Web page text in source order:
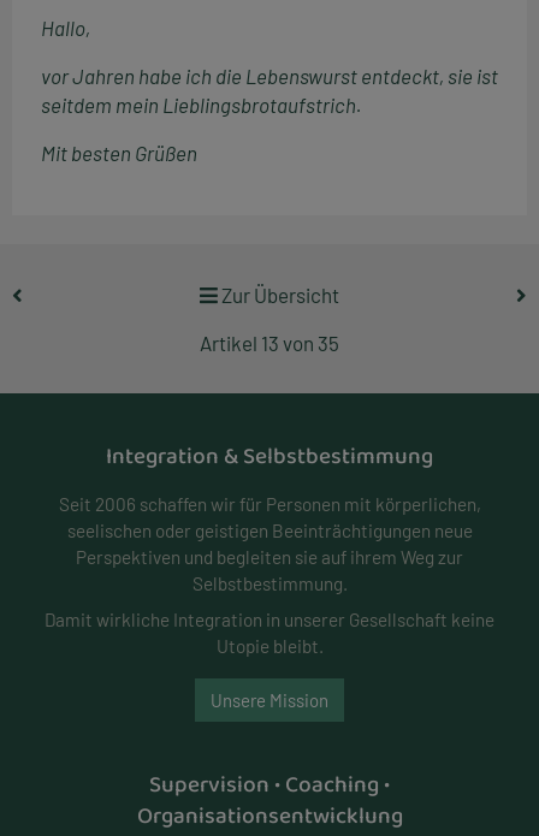
Hallo,
vor Jahren habe ich die Lebenswurst entdeckt, sie ist
seitdem mein Lieblingsbrotaufstrich.
Mit besten Grüßen
Zur Übersicht
Artikel 13 von 35
Integration & Selbstbestimmung
Seit 2006 schaffen wir für Personen mit körperlichen,
seelischen oder geistigen Beeinträchtigungen neue
Perspektiven und begleiten sie auf ihrem Weg zur
Selbstbestimmung.
Damit wirkliche Integration in unserer Gesellschaft keine
Utopie bleibt.
Unsere Mission
Supervision • Coaching •
Organisationsentwicklung